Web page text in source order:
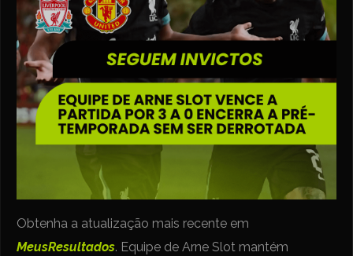
Obtenha a atualização mais recente em
MeusResultados. Equipe de Arne Slot mantém